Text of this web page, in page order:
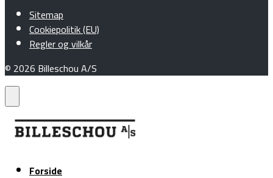
Sitemap
Cookiepolitik (EU)
Regler og vilkår
© 2026 Billeschou A/S
Forside